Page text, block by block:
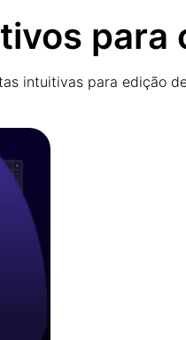
para
intuitivas para edição